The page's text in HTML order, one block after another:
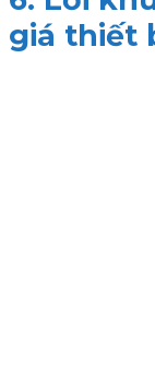
giá thiết